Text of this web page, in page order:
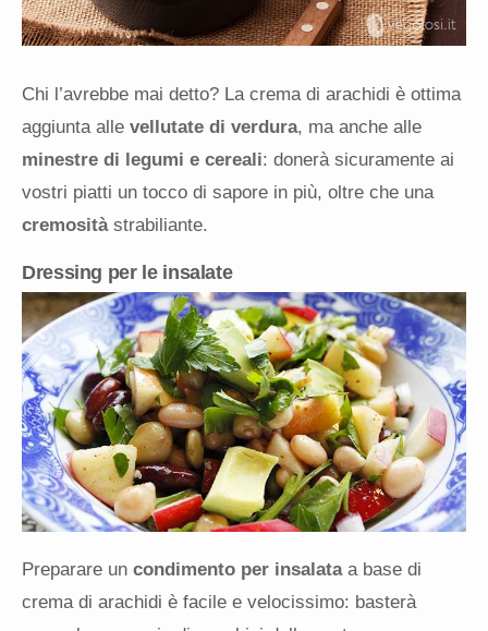
Chi l’avrebbe mai detto? La crema di arachidi è ottima
aggiunta alle vellutate di verdura, ma anche alle
minestre di legumi e cereali: donerà sicuramente ai
vostri piatti un tocco di sapore in più, oltre che una
cremosità strabiliante.
Dressing per le insalate
Preparare un condimento per insalataa base di
crema di arachidi è facile e velocissimo: basterà